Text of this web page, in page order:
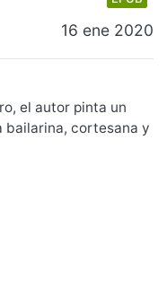
16 ene 2020
el autor pinta un
bailarina, cortesana y